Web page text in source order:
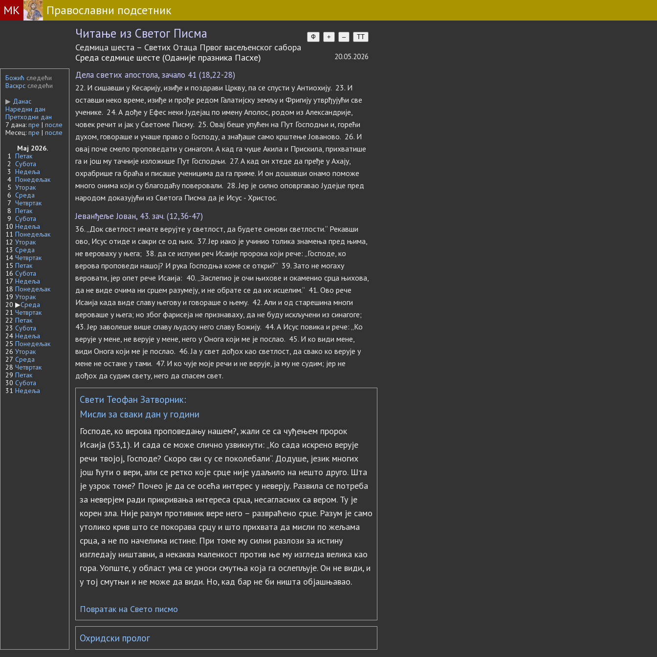
МК Православни подсетник
Читање из Светог Писма Ф + – TT
Седмица шеста – Светих Отаца Првог васељенског сабора
Среда седмице шесте (Оданије празника Пасхе)
20.05.2026
Божић следећи
Васкрс следећи
▶ Данас
Наредни дан
Претходни дан
7 дана: пре | после
Месец: пре | после
Мај 2026.
1 Петак
2 Субота
3 Недеља
4 Понедељак
5 Уторак
6 Среда
7 Четвртак
8 Петак
9 Субота
10 Недеља
11 Понедељак
12 Уторак
13 Среда
14 Четвртак
15 Петак
16 Субота
17 Недеља
18 Понедељак
19 Уторак
20 ▶Среда
21 Четвртак
22 Петак
23 Субота
24 Недеља
25 Понедељак
26 Уторак
27 Среда
28 Четвртак
29 Петак
30 Субота
31 Недеља
Дела светих апостола, зачало 41 (18,22-28)
22. И сишавши у Кесарију, изиђе и поздрави Цркву, па се спусти у Антиохију. 23. И
оставши неко време, изиђе и прође редом Галатијску земљу и Фригију утврђујући све
ученике. 24. А дође у Ефес неки Јудејац по имену Аполос, родом из Александрије,
човек речит и јак у Светоме Писму. 25. Овај беше упућен на Пут Господњи и, горећи
духом, говораше и учаше право о Господу, а знађаше само крштење Јованово. 26. И
овај поче смело проповедати у синагоги. А кад га чуше Акила и Прискила, прихватише
га и још му тачније изложише Пут Господњи. 27. А кад он хтеде да пређе у Ахају,
охрабрише га браћа и писаше ученицима да га приме. И он дошавши онамо поможе
много онима који су благодаћу поверовали. 28. Јер је силно оповргавао Јудејце пред
народом доказујући из Светога Писма да је Исус - Христос.
Јеванђеље Јован, 43. зач. (12,36-47)
36. „Док светлост имате верујте у светлост, да будете синови светлости.“ Рекавши
ово, Исус отиде и сакри се од њих. 37. Јер иако је учинио толика знамења пред њима,
не вероваху у њега; 38. да се испуни реч Исаије пророка који рече: „Господе, ко
верова проповеди нашој? И рука Господња коме се откри?“ 39. Зато не могаху
веровати, јер опет рече Исаија: 40. „Заслепио је очи њихове и окаменио срца њихова,
да не виде очима ни срцем разумеју, и не обрате се да их исцелим.“ 41. Ово рече
Исаија када виде славу његову и говораше о њему. 42. Али и од старешина многи
вероваше у њега; но због фарисеја не признаваху, да не буду искључени из синагоге;
43. Јер заволеше више славу људску него славу Божију. 44. А Исус повика и рече: „Ко
верује у мене, не верује у мене, него у Онога који ме је послао. 45. И ко види мене,
види Онога који ме је послао. 46. Ја у свет дођох као светлост, да свако ко верује у
мене не остане у тами. 47. И ко чује моје речи и не верује, ја му не судим; јер не
дођох да судим свету, него да спасем свет.
Свети Теофан Затворник:
Мисли за сваки дан у години
Господе, ко верова проповедању нашем?, жали се са чуђењем пророк
Исаија (53,1). И сада се може слично узвикнути: „Ко сада искрено верује
речи твојој, Господе? Скоро сви су се поколебали“. Додуше, језик многих
још ћути о вери, али се ретко које срце није удаљило на нешто друго. Шта
је узрок томе? Почео је да се oceћa интерес у неверју. Развила се потреба
за неверјем ради прикривања интереса срца, несагласних са вером. Ту је
корен зла. Није разум противник вере него – развраћено срце. Разум је само
утолико крив што се покорава срцу и што прихвата да мисли по жељама
срца, а не по начелима истине. При томе му силни разлози за истину
изгледају ништавни, а некаква маленкост против ње му изгледа велика као
гора. Уопште, у област ума се уноси смутња која га ослепљује. Он не види, и
у тој смутњи и не може да види. Но, кад бар не би ништа објашњавао.
Повратак на Свето писмо
Охридски пролог